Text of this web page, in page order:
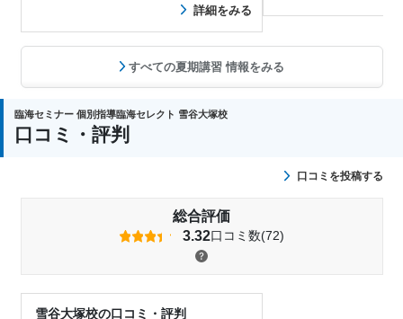
詳細をみる
すべての夏期講習 情報をみる
臨海セミナー 個別指導臨海セレクト 雪谷大塚校
口コミ・評判
口コミを投稿する
総合評価
3.32口コミ数(72)
雪谷大塚校の口コミ・評判